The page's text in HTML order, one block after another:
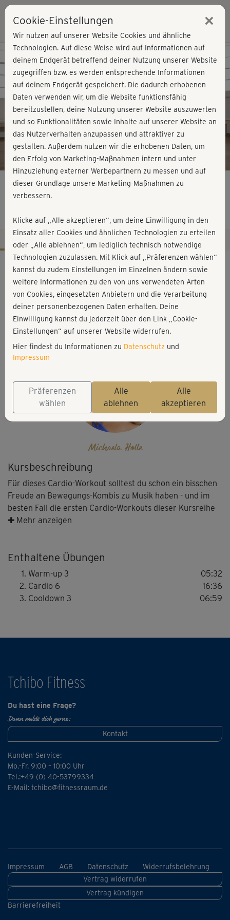
Play
Video
Kursvorschau - Jetzt mitmachen!
Plus Size 2 - Cardio 6
Kursbeschreibung
Für dieses Cardio-Workout solltest du schon ein bisschen
Freude an Bewegungs-Kombis zu Musik haben - und im
besten Fall die ersten Cardio-Workouts dieser Kursreihe
bereits gemacht haben.
abwechslungsreiche Schrittfolge auf, bei der sie durchaus
ein paar Vorkenntnisse voraussetzt.
Es wird ein bisschen anstrengend und koordinativ
herausfordernd – macht aber so viel Spaß, dass du das
✚ Mehr anzeigen
Enthaltene Übungen
Warm-up 3
05:32
Cardio 6
16:36
Cooldown 3
06:59
Workout-Facts
mittelschwer
29 Min
152 kcal
Michaela Holle
Michaela Holle
Tchibo Fitness
Du hast eine Frage?
Dann melde dich gerne:
Kontakt
Kunden-Service:
Mo.-Fr. 9:00 – 10:00 Uhr
Tel.:+49 (0) 40-53799334
E-Mail: tchibo@fitnessraum.de
Impressum AGB Datenschutz
Widerrufsbelehrung
Vertrag widerrufen
Vertrag kündigen
Barrierefreiheit
Cookie-Einstellungen ×
Wir nutzen auf unserer Website Cookies und ähnliche
Technologien. Auf diese Weise wird auf Informationen auf
deinem Endgerät betreffend deiner Nutzung unserer Website
zugegriffen bzw. es werden entsprechende Informationen
auf deinem Endgerät gespeichert. Die dadurch erhobenen
Daten verwenden wir, um die Website funktionsfähig
bereitzustellen, deine Nutzung unserer Website auszuwerten
und so Funktionalitäten sowie Inhalte auf unserer Website an
das Nutzerverhalten anzupassen und attraktiver zu
gestalten. Außerdem nutzen wir die erhobenen Daten, um
den Erfolg von Marketing-Maßnahmen intern und unter
Hinzuziehung externer Werbepartnern zu messen und auf
dieser Grundlage unsere Marketing-Maßnahmen zu
verbessern.
Klicke auf „Alle akzeptieren“, um deine Einwilligung in den
Einsatz aller Cookies und ähnlichen Technologien zu erteilen
oder „Alle ablehnen“, um lediglich technisch notwendige
Technologien zuzulassen. Mit Klick auf „Präferenzen wählen“
kannst du zudem Einstellungen im Einzelnen ändern sowie
weitere Informationen zu den von uns verwendeten Arten
von Cookies, eingesetzten Anbietern und die Verarbeitung
deiner personenbezogenen Daten erhalten. Deine
Einwilligung kannst du jederzeit über den Link „Cookie-
Einstellungen“ auf unserer Website widerrufen.
Hier findest du Informationen zu Datenschutz und
Impressum
Präferenzen
wählen
Alle
ablehnen
Alle
akzeptieren